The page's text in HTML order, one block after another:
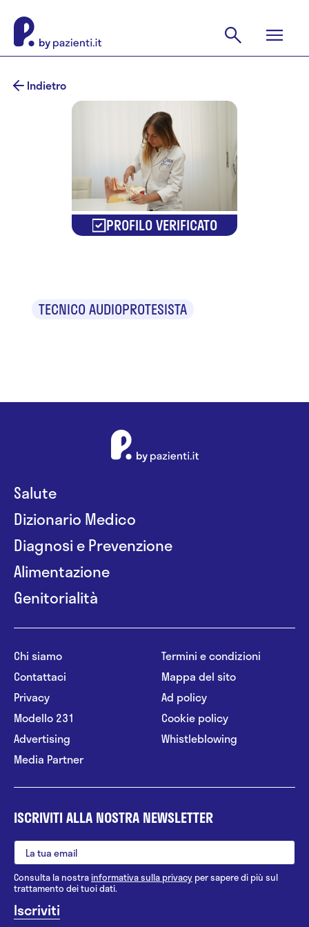
Indietro
PROFILO VERIFICATO
TECNICO AUDIOPROTESISTA
Salute
Dizionario Medico
Diagnosi e Prevenzione
Alimentazione
Genitorialità
Chi siamo
Contattaci
Privacy
Modello 231
Advertising
Media Partner
Termini e condizioni
Mappa del sito
Ad policy
Cookie policy
Whistleblowing
ISCRIVITI ALLA NOSTRA NEWSLETTER
Consulta la nostrainformativa sulla privacy per sapere di più sul
trattamento dei tuoi dati.